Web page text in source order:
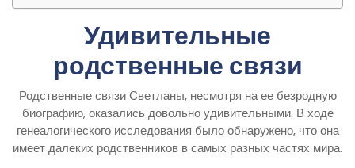
Удивительные
родственные связи
Родственные связи Светланы, несмотря на ее безродную
биографию, оказались довольно удивительными. В ходе
генеалогического исследования было обнаружено, что она
имеет далеких родственников в самых разных частях мира.